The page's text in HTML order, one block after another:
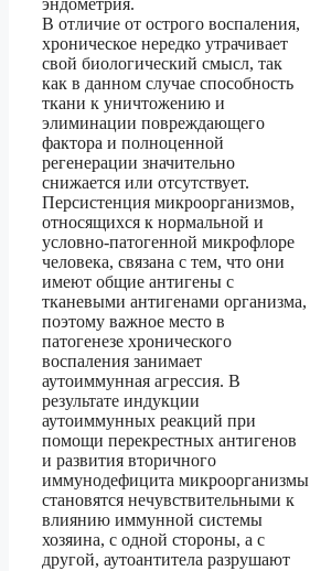
эндометрия.
В отличие от острого воспаления,
хроническое нередко утрачивает
свой биологический смысл, так
как в данном случае способность
ткани к уничтожению и
элиминации повреждающего
фактора и полноценной
регенерации значительно
снижается или отсутствует.
Персистенция микроорганизмов,
относящихся к нормальной и
условно-патогенной микрофлоре
человека, связана с тем, что они
имеют общие антигены с
тканевыми антигенами организма,
поэтому важное место в
патогенезе хронического
воспаления занимает
аутоиммунная агрессия. В
результате индукции
аутоиммунных реакций при
помощи перекрестных антигенов
и развития вторичного
иммунодефицита микроорганизмы
становятся нечувствительными к
влиянию иммунной системы
хозяина, с одной стороны, а с
другой, аутоантитела разрушают